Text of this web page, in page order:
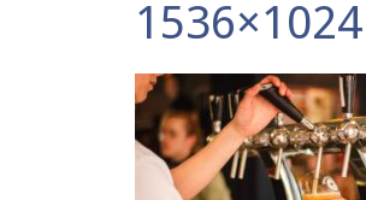
1536×1024